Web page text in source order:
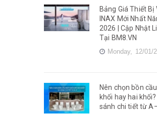
Bảng Giá Thiết Bị
INAX Mới Nhất
2026 | Cập Nhật
Tại BM8.VN
Monday, 12/01/
Nên chọn bồn
khối hay hai
sánh chi tiết từ